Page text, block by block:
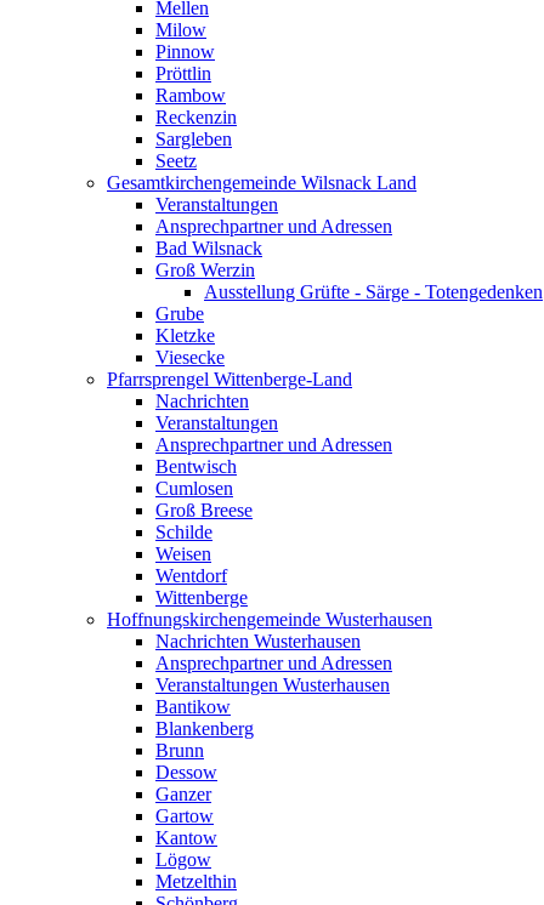
Mellen
Milow
Pinnow
Pröttlin
Rambow
Reckenzin
Sargleben
Seetz
Gesamtkirchengemeinde Wilsnack Land
Veranstaltungen
Ansprechpartner und Adressen
Bad Wilsnack
Groß Werzin
Ausstellung Grüfte - Särge - Totengedenken
Grube
Kletzke
Viesecke
Pfarrsprengel Wittenberge-Land
Nachrichten
Veranstaltungen
Ansprechpartner und Adressen
Bentwisch
Cumlosen
Groß Breese
Schilde
Weisen
Wentdorf
Wittenberge
Hoffnungskirchengemeinde Wusterhausen
Nachrichten Wusterhausen
Ansprechpartner und Adressen
Veranstaltungen Wusterhausen
Bantikow
Blankenberg
Brunn
Dessow
Ganzer
Gartow
Kantow
Lögow
Metzelthin